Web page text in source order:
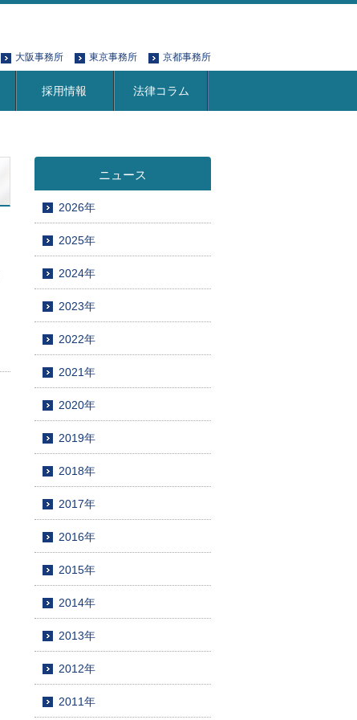
大阪事務所 東京事務所 京都事務所
採用情報 法律コラム
ニュース
2026年
2025年
2024年
2023年
2022年
2021年
2020年
2019年
2018年
2017年
2016年
2015年
2014年
2013年
2012年
2011年